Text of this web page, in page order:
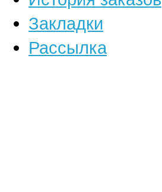
Закладки
Рассылка